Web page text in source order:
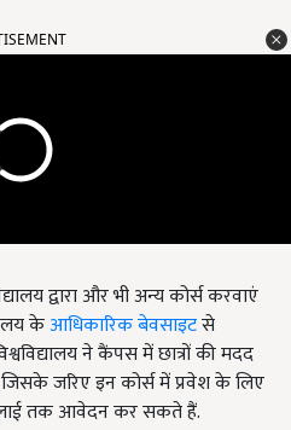
द्वारा और भी अन्य कोर्स करवाएं
केआधिकारिक बेवसाइटसे
ने कैंपस में छात्रों की मदद
जरिए इन कोर्स में प्रवेश के लिए
तक आवेदन कर सकते हैं.